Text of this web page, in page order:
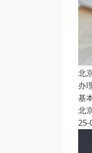
北
办
基
北
25-